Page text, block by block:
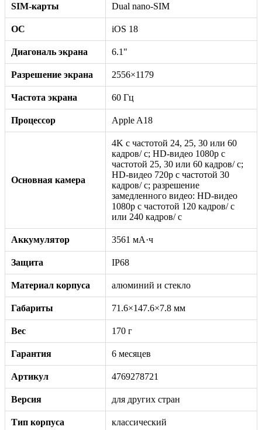
SIM-карты Dual nano-SIM
ОС iOS 18
Диагональ экрана 6.1"
Разрешение экрана 2556×1179
Частота экрана 60 Гц
Процессор Apple A18
Основная камера
4K с частотой 24, 25, 30 или 60
кадров/ с; HD-видео 1080p с
частотой 25, 30 или 60 кадров/ с;
HD-видео 720p с частотой 30
кадров/ с; разрешение
замедленного видео: HD-видео
1080р c частотой 120 кадров/ с
или 240 кадров/ с
Аккумулятор 3561 мА·ч
Защита IP68
Материал корпуса алюминий и стекло
Габариты 71.6×147.6×7.8 мм
Вес 170 г
Гарантия 6 месяцев
Артикул 4769278721
Версия для других стран
Тип корпуса классический